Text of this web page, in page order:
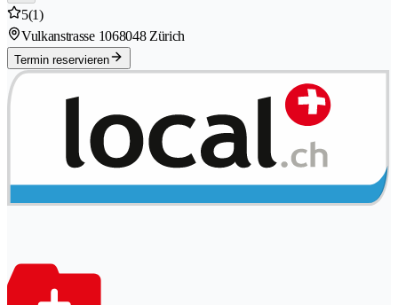
5(1)
Vulkanstrasse 1068048 Zürich
Termin reservieren